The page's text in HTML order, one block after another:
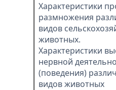
Характеристики
размножения
видов
животных.
Характеристики
нервной
(поведения)
видов животных